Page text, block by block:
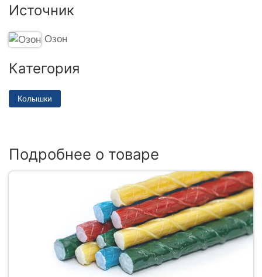
Источник
Озон
Категория
Колышки
Подробнее о товаре